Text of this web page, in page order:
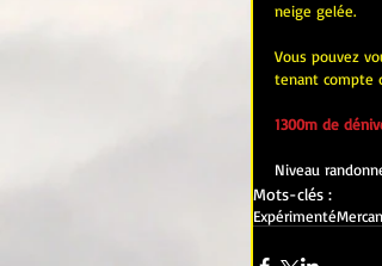
neige gelée.
Vous pouvez
tenant compte
1300m de
Niveau
Mots-clés :
Expérimenté